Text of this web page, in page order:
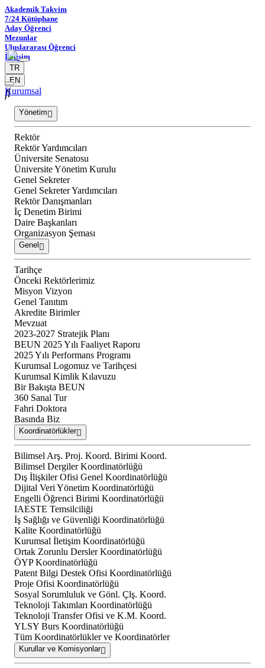
Akademik Takvim
7/24 Kütüphane
Aday Öğrenci
Mezunlar
Uluslararası Öğrenci
İletişim
TR
EN
Kurumsal
Yönetim
Rektör
Rektör Yardımcıları
Üniversite Senatosu
Üniversite Yönetim Kurulu
Genel Sekreter
Genel Sekreter Yardımcıları
Rektör Danışmanları
İç Denetim Birimi
Daire Başkanları
Organizasyon Şeması
Genel
Tarihçe
Önceki Rektörlerimiz
Misyon Vizyon
Genel Tanıtım
Akredite Birimler
Mevzuat
2023-2027 Stratejik Planı
BEUN 2025 Yılı Faaliyet Raporu
2025 Yılı Performans Programı
Kurumsal Logomuz ve Tarihçesi
Kurumsal Kimlik Kılavuzu
Bir Bakışta BEUN
360 Sanal Tur
Fahri Doktora
Basında Biz
Koordinatörlükler
Bilimsel Arş. Proj. Koord. Birimi Koord.
Bilimsel Dergiler Koordinatörlüğü
Dış İlişkiler Ofisi Genel Koordinatörlüğü
Dijital Veri Yönetim Koordinatörlüğü
Engelli Öğrenci Birimi Koordinatörlüğü
IAESTE Temsilciliği
İş Sağlığı ve Güvenliği Koordinatörlüğü
Kalite Koordinatörlüğü
Kurumsal İletişim Koordinatörlüğü
Ortak Zorunlu Dersler Koordinatörlüğü
ÖYP Koordinatörlüğü
Patent Bilgi Destek Ofisi Koordinatörlüğü
Proje Ofisi Koordinatörlüğü
Sosyal Sorumluluk ve Gönl. Çlş. Koord.
Teknoloji Takımları Koordinatörlüğü
Teknoloji Transfer Ofisi ve K.M. Koord.
YLSY Burs Koordinatörlüğü
Tüm Koordinatörlükler ve Koordinatörler
Kurullar ve Komisyonlar